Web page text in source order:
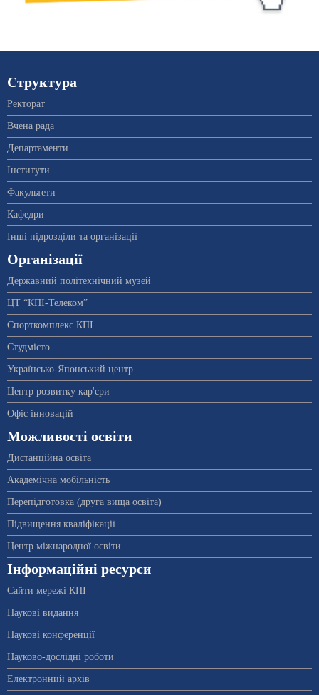
Структура
Ректорат
Вчена рада
Департаменти
Інститути
Факультети
Кафедри
Інші підрозділи та організації
Організації
Державний політехнічний музей
ЦТ “КПІ-Телеком”
Спорткомплекс КПІ
Студмісто
Українсько-Японський центр
Центр розвитку кар'єри
Офіс інновацій
Можливості освіти
Дистанційна освіта
Академічна мобільність
Перепідготовка (друга вища освіта)
Підвищення кваліфікації
Центр міжнародної освіти
Інформаційні ресурси
Сайти мережі КПІ
Наукові видання
Наукові конференції
Науково-дослідні роботи
Електронний архів